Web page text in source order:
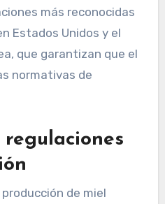
más reconocidas
Estados Unidos y el
que garantizan que el
normativas de
de miel